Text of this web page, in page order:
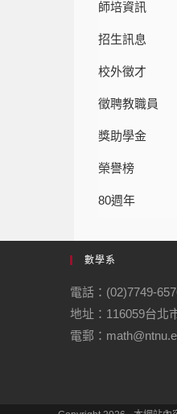
師培資訊
招生訊息
校外徵才
徵聘教職員
獎助學金
榮譽榜
80週年
數學系
電話：(02)7749-
地址：116059台北
電郵：